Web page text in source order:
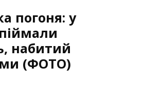
погоня: у
набитий
(ФОТО)